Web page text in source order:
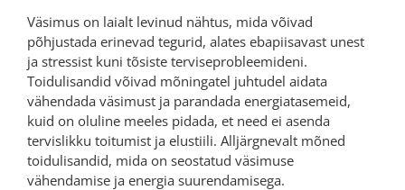
Väsimus on laialt levinud nähtus, mida võivad
põhjustada erinevad tegurid, alates ebapiisavast unest
ja stressist kuni tõsiste terviseprobleemideni.
Toidulisandid võivad mõningatel juhtudel aidata
vähendada väsimust ja parandada energiatasemeid,
kuid on oluline meeles pidada, et need ei asenda
tervislikku toitumist ja elustiili. Alljärgnevalt mõned
toidulisandid, mida on seostatud väsimuse
vähendamise ja energia suurendamisega.